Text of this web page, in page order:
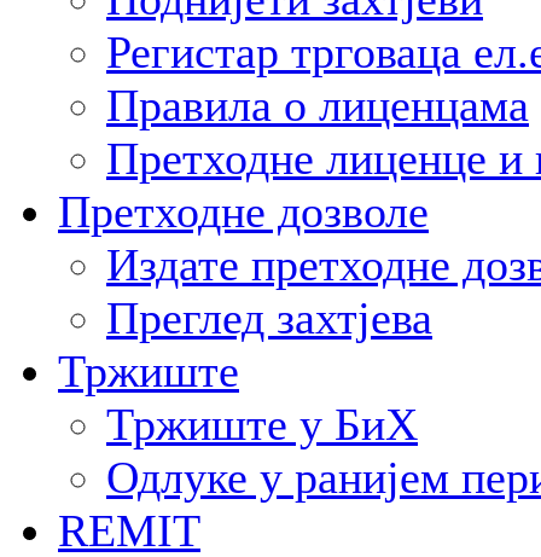
Регистар трговаца
Правила о лиценцама
Претходне лиценце и
Претходне дозволе
Издате претходне
Преглед захтјева
Тржиште
Тржиште у БиХ
Одлуке у ранијем
REMIT